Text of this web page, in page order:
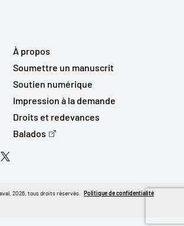
À propos
Soumettre un manuscrit
Soutien numérique
Impression à la demande
Droits et redevances
Balados
Twitter
2026, tous droits réservés. Politique de confidentialité